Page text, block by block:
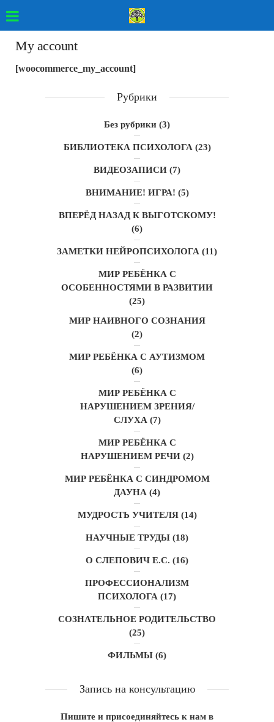
My account
[woocommerce_my_account]
Рубрики
Без рубрики (3)
БИБЛИОТЕКА ПСИХОЛОГА (23)
ВИДЕОЗАПИСИ (7)
ВНИМАНИЕ! ИГРА! (5)
ВПЕРЁД НАЗАД К ВЫГОТСКОМУ!
(6)
ЗАМЕТКИ НЕЙРОПСИХОЛОГА (11)
МИР РЕБЁНКА С
ОСОБЕННОСТЯМИ В РАЗВИТИИ
(25)
МИР НАИВНОГО СОЗНАНИЯ
(2)
МИР РЕБЁНКА С АУТИЗМОМ
(6)
МИР РЕБЁНКА С
НАРУШЕНИЕМ ЗРЕНИЯ/
СЛУХА (7)
МИР РЕБЁНКА С
НАРУШЕНИЕМ РЕЧИ(2)
МИР РЕБЁНКА С СИНДРОМОМ
ДАУНА (4)
МУДРОСТЬ УЧИТЕЛЯ(14)
НАУЧНЫЕ ТРУДЫ (18)
О СЛЕПОВИЧ Е.С. (16)
ПРОФЕССИОНАЛИЗМ
ПСИХОЛОГА (17)
СОЗНАТЕЛЬНОЕ РОДИТЕЛЬСТВО
(25)
ФИЛЬМЫ (6)
Запись на консультацию
Пишите и присоединяйтесь к нам в